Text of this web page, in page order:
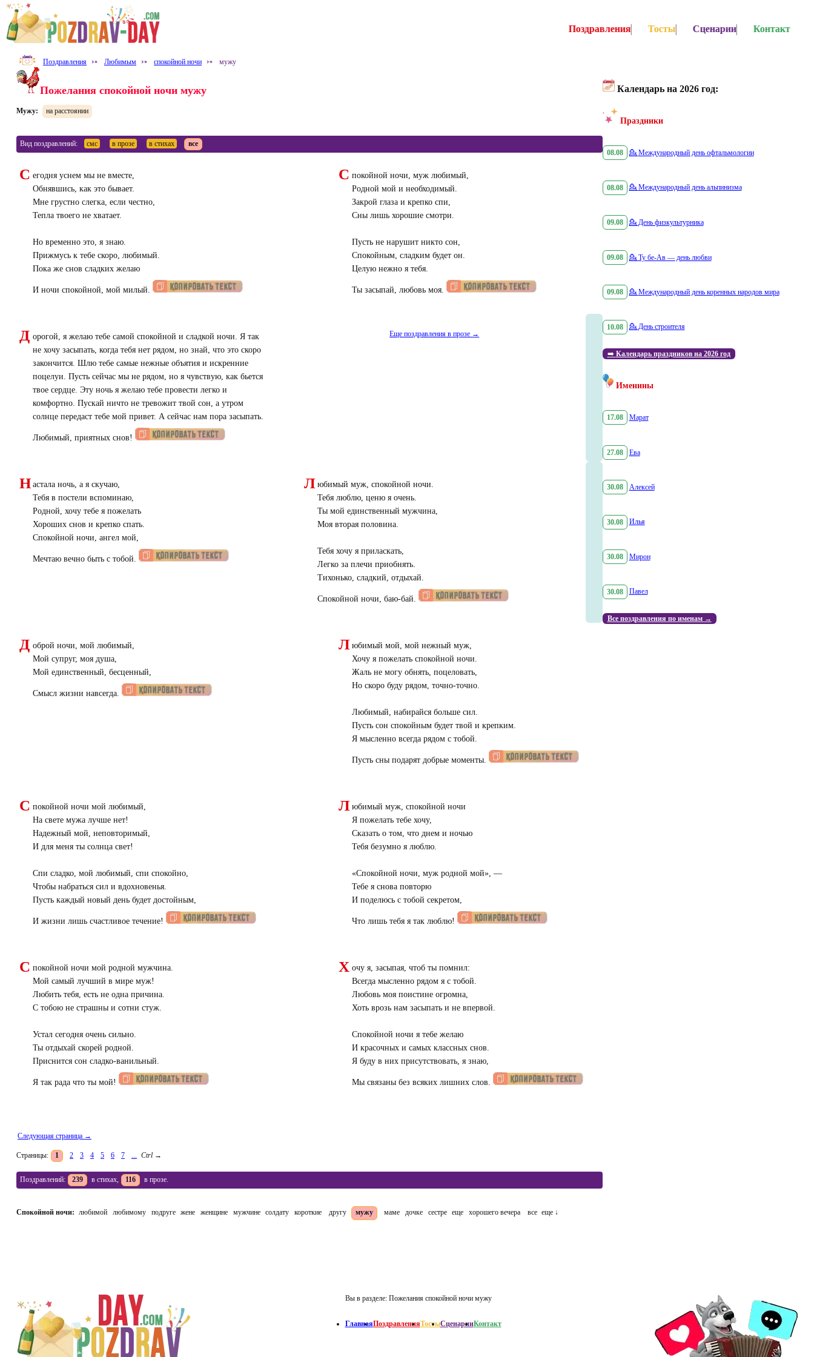
Поздравления ⤐ Любимым ⤐ спокойной ночи ⤐ мужу
Пожелания спокойной ночи мужу
Мужу: на расстоянии
Вид поздравлений: смс в прозе в стихах все
С егодня уснем мы не вместе,
Обнявшись, как это бывает.
Мне грустно слегка, если честно,
Тепла твоего не хватает.
Но временно это, я знаю.
Прижмусь к тебе скоро, любимый.
Пока же снов сладких желаю
И ночи спокойной, мой милый.
С покойной ночи, муж любимый,
Родной мой и необходимый.
Закрой глаза и крепко спи,
Сны лишь хорошие смотри.
Пусть не нарушит никто сон,
Спокойным, сладким будет он.
Целую нежно я тебя.
Ты засыпай, любовь моя.
Д орогой, я желаю тебе самой спокойной и сладкой ночи. Я так
не хочу засыпать, когда тебя нет рядом, но знай, что это скоро
закончится. Шлю тебе самые нежные объятия и искренние
поцелуи. Пусть сейчас мы не рядом, но я чувствую, как бьется
твое сердце. Эту ночь я желаю тебе провести легко и
комфортно. Пускай ничто не тревожит твой сон, а утром
солнце передаст тебе мой привет. А сейчас нам пора засыпать.
Любимый, приятных снов!
Еще поздравления в прозе →
Н астала ночь, а я скучаю,
Тебя в постели вспоминаю,
Родной, хочу тебе я пожелать
Хороших снов и крепко спать.
Спокойной ночи, ангел мой,
Мечтаю вечно быть с тобой.
Л юбимый муж, спокойной ночи.
Тебя люблю, ценю я очень.
Ты мой единственный мужчина,
Моя вторая половина.
Тебя хочу я приласкать,
Легко за плечи приобнять.
Тихонько, сладкий, отдыхай.
Спокойной ночи, баю-бай.
Д оброй ночи, мой любимый,
Мой супруг, моя душа,
Мой единственный, бесценный,
Смысл жизни навсегда.
Л юбимый мой, мой нежный муж,
Хочу я пожелать спокойной ночи.
Жаль не могу обнять, поцеловать,
Но скоро буду рядом, точно-точно.
Любимый, набирайся больше сил.
Пусть сон спокойным будет твой и крепким.
Я мысленно всегда рядом с тобой.
Пусть сны подарят добрые моменты.
С покойной ночи мой любимый,
На свете мужа лучше нет!
Надежный мой, неповторимый,
И для меня ты солнца свет!
Спи сладко, мой любимый, спи спокойно,
Чтобы набраться сил и вдохновенья.
Пусть каждый новый день будет достойным,
И жизни лишь счастливое течение!
Л юбимый муж, спокойной ночи
Я пожелать тебе хочу,
Сказать о том, что днем и ночью
Тебя безумно я люблю.
«Спокойной ночи, муж родной мой», —
Тебе я снова повторю
И поделюсь с тобой секретом,
Что лишь тебя я так люблю!
С покойной ночи мой родной мужчина.
Мой самый лучший в мире муж!
Любить тебя, есть не одна причина.
С тобою не страшны и сотни стуж.
Устал сегодня очень сильно.
Ты отдыхай скорей родной.
Приснится сон сладко-ванильный.
Я так рада что ты мой!
Х очу я, засыпая, чтоб ты помнил:
Всегда мысленно рядом я с тобой.
Любовь моя поистине огромна,
Хоть врозь нам засыпать и не впервой.
Спокойной ночи я тебе желаю
И красочных и самых классных снов.
Я буду в них присутствовать, я знаю,
Мы связаны без всяких лишних слов.
Следующая страница →
Страницы: 1 2 3 4 5 6 7 ... Ctrl →
Поздравлений: 239 в стихах, 116 в прозе.
Спокойной ночи: любимой любимому подруге жене женщине мужчине солдату короткие другу мужу маме дочке сестре еще хорошего вечера все еще ↓
Календарь на 2026 год:
Праздники
08.08 💁 Международный день офтальмологии
08.08 💁 Международный день альпинизма
09.08 💁 День физкультурника
09.08 💁 Ту бе-Ав — день любви
09.08 💁 Международный день коренных народов мира
10.08 💁 День строителя
➡️ Календарь праздников на 2026 год
Именины
17.08 Марат
27.08 Ева
30.08 Алексей
30.08 Илья
30.08 Мирон
30.08 Павел
Все поздравления по именам →
Поздравления Тосты Сценарии Контакт
Вы в разделе: Пожелания спокойной ночи мужу
ГлавнаяПоздравленияТостыСценарииКонтакт